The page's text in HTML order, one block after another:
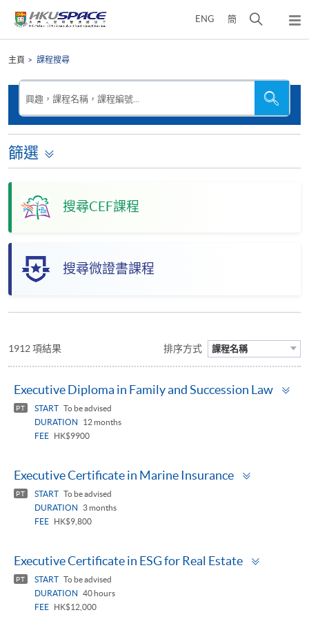
ENG 簡
面
彈
單
content
主頁 課程搜尋
興趣，課程名稱，課程編號...
尋
本
網
篩選
搜尋CEF課程
搜尋微證書課程
1912 項結果 排序方式 課程名稱
Executive Diploma in Family and Succession Law
PT START To be advised
DURATION
12 months
FEE
HK$9900
Executive Certificate in Marine Insurance
PT START To be advised
DURATION
3 months
FEE
HK$9,800
Executive Certificate in ESG for Real Estate
PT START To be advised
DURATION
40 hours
FEE
HK$12,000